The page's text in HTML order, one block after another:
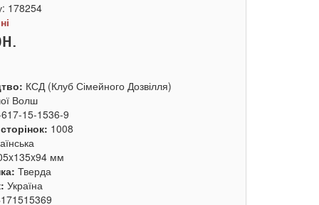
178254
ні
КСД (Клуб Сімейного Дозвілля)
Волш
15-1536-9
1008
мм
Тверда
Україна